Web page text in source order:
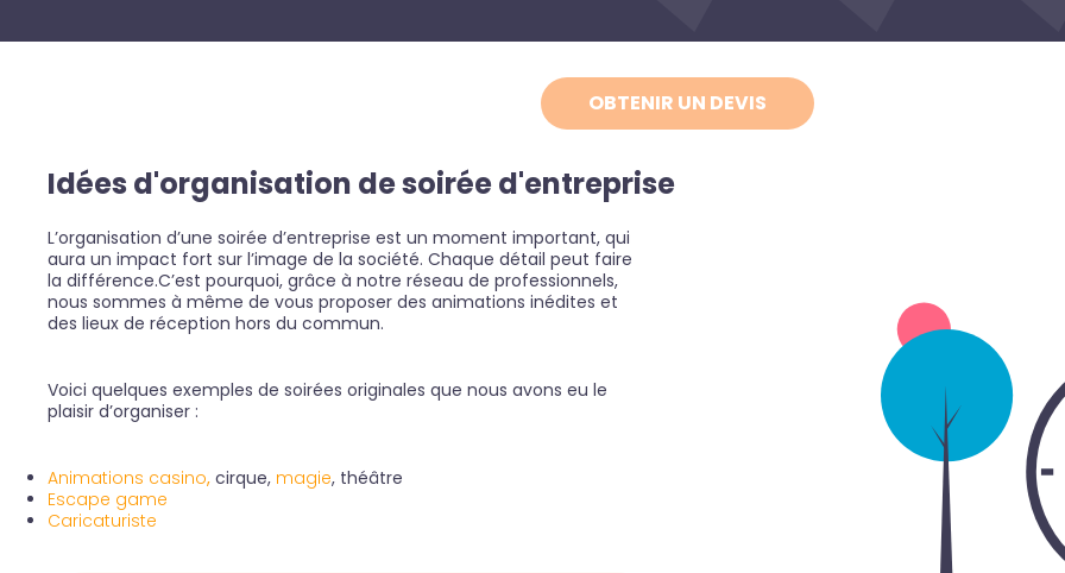
OBTENIR UN DEVIS
Idées d'organisation de soirée d'entreprise
L’organisation d’une soirée d’entreprise est un moment important, qui
aura un impact fort sur l’image de la société. Chaque détail peut faire
la différence.C’est pourquoi, grâce à notre réseau de professionnels,
nous sommes à même de vous proposer des animations inédites et
des lieux de réception hors du commun.
Voici quelques exemples de soirées originales que nous avons eu le
plaisir d’organiser :
Animations casino, cirque, magie, théâtre
Escape game
Caricaturiste